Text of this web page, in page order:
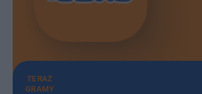
TERAZ
GRAMY